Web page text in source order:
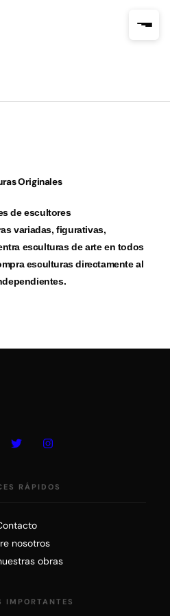
Originales
de escultores
variadas, figurativas,
esculturas de arte en todos
esculturas directamente al
RÁPIDOS
nosotros
obras
IMPORTANTES